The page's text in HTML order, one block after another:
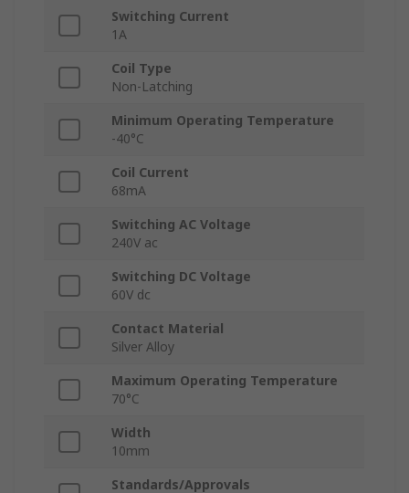
Switching Current
1A
Coil Type
Non-Latching
Minimum Operating Temperature
-40°C
Coil Current
68mA
Switching AC Voltage
240V ac
Switching DC Voltage
60V dc
Contact Material
Silver Alloy
Maximum Operating Temperature
70°C
Width
10mm
Standards/Approvals